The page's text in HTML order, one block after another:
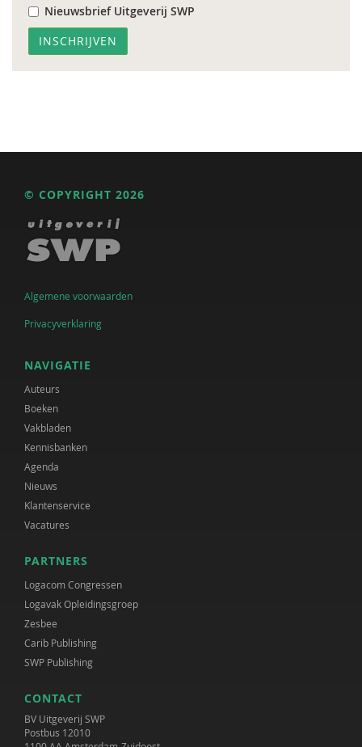
Nieuwsbrief Uitgeverij SWP
© COPYRIGHT 2026
Algemene voorwaarden
Privacyverklaring
NAVIGATIE
Auteurs
Boeken
Vakbladen
Kennisbanken
Agenda
Nieuws
Klantenservice
Vacatures
PARTNERS
Logacom Congressen
Logavak Opleidingsgroep
Zesbee
Carib Publishing
SWP Publishing
CONTACT
BV Uitgeverij SWP
Postbus 12010